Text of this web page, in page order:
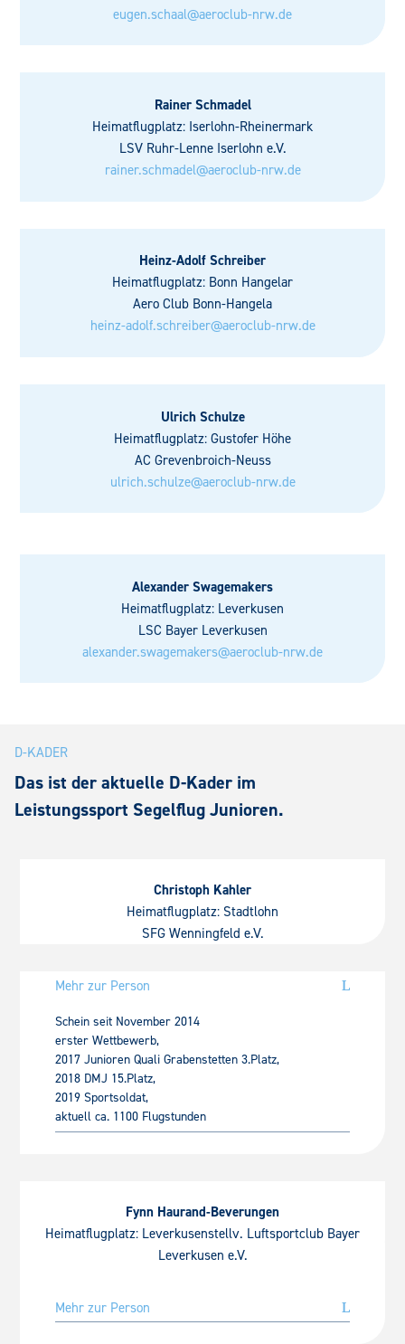
eugen.schaal@aeroclub-nrw.de
Rainer Schmadel
Heimatflugplatz: Iserlohn-Rheinermark
LSV Ruhr-Lenne Iserlohn e.V.
rainer.schmadel@aeroclub-nrw.de
Heinz-Adolf Schreiber
Heimatflugplatz: Bonn Hangelar
Aero Club Bonn-Hangela
heinz-adolf.schreiber@aeroclub-nrw.de
Ulrich Schulze
Heimatflugplatz: Gustofer Höhe
AC Grevenbroich-Neuss
ulrich.schulze@aeroclub-nrw.de
Alexander Swagemakers
Heimatflugplatz: Leverkusen
LSC Bayer Leverkusen
alexander.swagemakers@aeroclub-nrw.de
D-KADER
Das ist der aktuelle D-Kader im
Leistungssport Segelflug Junioren.
Christoph Kahler
Heimatflugplatz: Stadtlohn
SFG Wenningfeld e.V.
Mehr zur Person
Schein seit November 2014
erster Wettbewerb,
2017 Junioren Quali Grabenstetten 3.Platz,
2018 DMJ 15.Platz,
2019 Sportsoldat,
aktuell ca. 1100 Flugstunden
Fynn Haurand-Beverungen
Heimatflugplatz: Leverkusenstellv. Luftsportclub Bayer
Leverkusen e.V.
Mehr zur Person